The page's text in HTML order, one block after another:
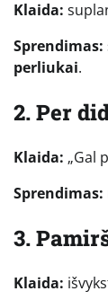
Klaida:
Sprendimas:
perliukai.
2. Per
Klaida: „Gal
Sprendimas:
3.
Klaida: